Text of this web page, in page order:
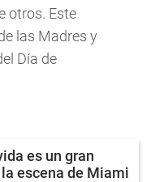
otros. Este
las Madres y
Día de
es un gran
escena de Miami